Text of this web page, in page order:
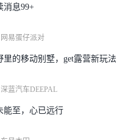
消息99+
网易蛋仔派对
里的移动别墅，get露营新玩法
深蓝汽车DEEPAL
能至，心已远行